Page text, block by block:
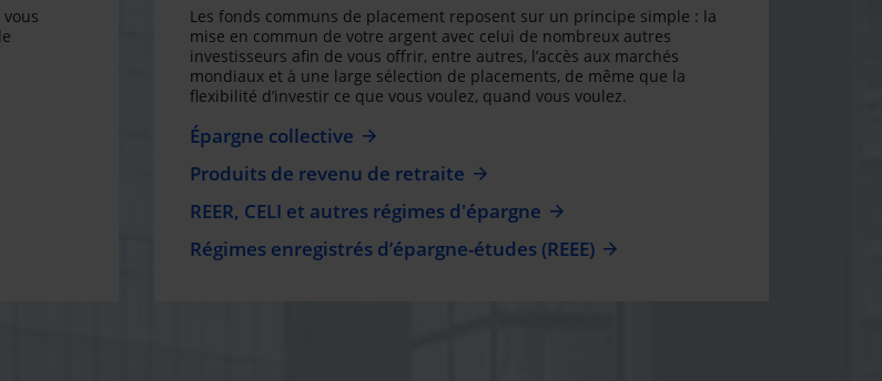
Les fonds communs de placement reposent sur un principe simple : la
mise en commun de votre argent avec celui de nombreux autres
investisseurs afin de vous offrir, entre autres, l’accès aux marchés
mondiaux et à une large sélection de placements, de même que la
flexibilité d’investir ce que vous voulez, quand vous voulez.
Épargne collective
Produits de revenu de retraite
REER, CELI et autres régimes d'épargne
Régimes enregistrés d’épargne-études (REEE)